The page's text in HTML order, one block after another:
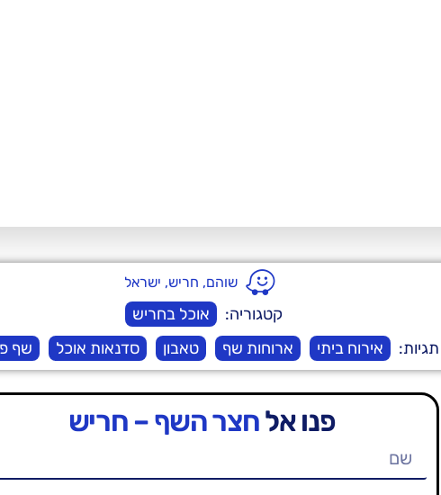
שוהם, חריש, ישראל
קטגוריה:
אוכל בחריש
תגיות:
אירוח ביתי ארוחות שף טאבון סדנאות אוכל שף
פנו אלחצר השף – חריש